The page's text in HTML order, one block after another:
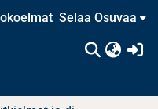
Selaa Osuvaa